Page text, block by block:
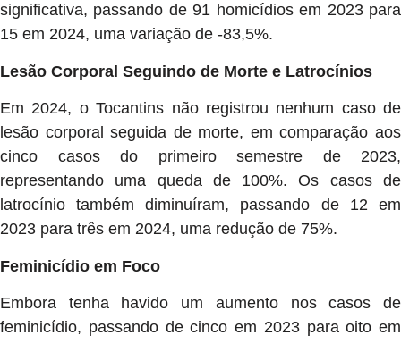
significativa, passando de 91 homicídios em 2023 para
15 em 2024, uma variação de -83,5%.
Lesão Corporal Seguindo de Morte e Latrocínios
Em 2024, o Tocantins não registrou nenhum caso de
lesão corporal seguida de morte, em comparação aos
cinco casos do primeiro semestre de 2023,
representando uma queda de 100%. Os casos de
latrocínio também diminuíram, passando de 12 em
2023 para três em 2024, uma redução de 75%.
Feminicídio em Foco
Embora tenha havido um aumento nos casos de
feminicídio, passando de cinco em 2023 para oito em